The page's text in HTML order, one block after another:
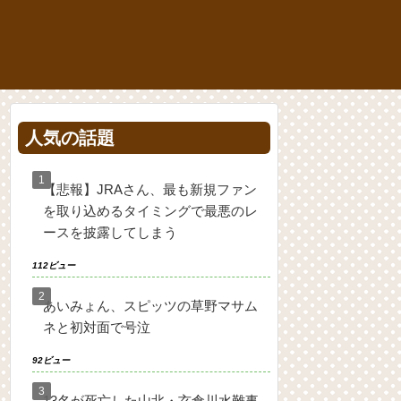
人気の話題
【悲報】JRAさん、最も新規ファン
を取り込めるタイミングで最悪のレ
ースを披露してしまう
112ビュー
あいみょん、スピッツの草野マサム
ネと初対面で号泣
92ビュー